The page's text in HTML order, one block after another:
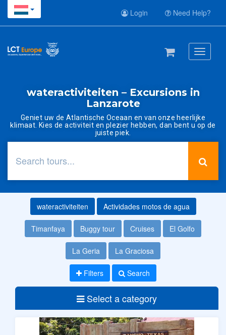
Login Need Help?
Toggle
wateractiviteiten – Excursions in
Lanzarote
Geniet uw de Atlantische Oceaan en van onze heerlijke
klimaat. Kies de activiteit en plezier hebben, dan bent u op de
juiste piek.
wateractiviteiten Actividades motos de agua
Timanfaya Buggy tour Cruises El Golfo
La Geria La Graciosa
Filters Search
Select a category